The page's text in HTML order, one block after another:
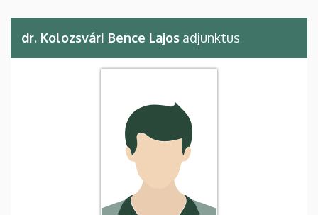
dr. Kolozsvári Bence Lajos adjunktus